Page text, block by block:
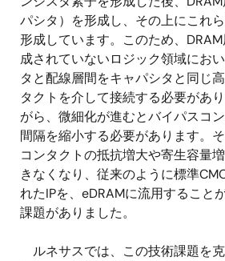
パシタ）を形成し、その上にこれ
形成しています。このため、
成されていないロジック領域にお
タと配線層間をキャパシタと同じ
タクトを介して接続する必要があ
がら、微細化が進むとバイパスコ
間隔を縮小する必要があります。
コンタクトの抵抗増大や寄生容量
きなくなり、従来のように標準
れたIPを、eDRAMに流用すること
課題がありました。
ルネサスでは、この技術課題を